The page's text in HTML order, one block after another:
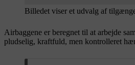
Billedet viser et udvalg af
Airbaggene er beregnet til at arbejde
pludselig, kraftfuld, men kontrolleret